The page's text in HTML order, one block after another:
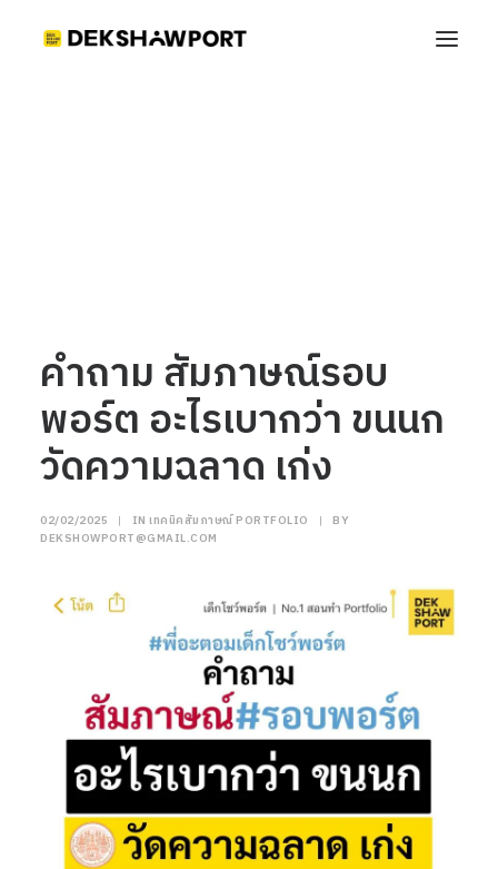
คำถาม สัมภาษณ์รอบ
พอร์ต อะไรเบากว่า ขนนก
วัดความฉลาด เก่ง
02/02/2025 | IN เทคนิคสัมภาษณ์ PORTFOLIO |
BY
DEKSHOWPORT@GMAIL.COM